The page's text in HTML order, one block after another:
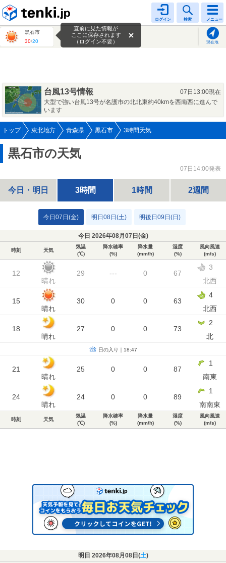
ログイン 検索 メニュー
黒石市
30/20 現在地
直前に見た情報が
ここに保存されます
（ログイン不要）
台風13号情報
07日13:00現在
大型で強い台風13号が名護市の北北東約40kmを西南西に進んで
います
トップ 東北地方 青森県 黒石市 3時間天気
黒石市の天気
07日14:00発表
今日・明日 3時間 1時間 2週間
今日07日(金) 明日08日(土) 明後日09日(日)
今日 2026年08月07日(金)
時刻 天気
気温
(℃)
降水確率
(%)
降水量
(mm/h)
湿度
(%)
風向風速
(m/s)
12
晴れ
29 --- 0 67
3
北西
15
晴れ
30 0 0 63
4
北西
18
晴れ
27 0 0 73
2
北
日の入り｜18:47
21
晴れ
25 0 0 87
1
南東
24
晴れ
24 0 0 89
1
南南東
時刻 天気
気温
(℃)
降水確率
(%)
降水量
(mm/h)
湿度
(%)
風向風速
(m/s)
明日 2026年08月08日(土)